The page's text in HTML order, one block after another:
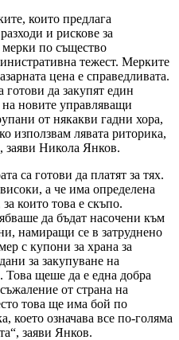
които предлага
и рискове за
мерки по същество
тежест. Мерките
цена е справедливата.
готови да закупят един
новите управляващи
от някакви гадни хора,
използвам лявата риторика,
заяви Никола Янков.
са готови да платят за тях.
а че има определена
които това е скъпо.
да бъдат насочени към
намиращи се в затруднено
с купони за храна за
за закупуване на
Това щеше да е една добра
от страна на
това ще има бой по
което означава все по-голяма
заяви Янков.